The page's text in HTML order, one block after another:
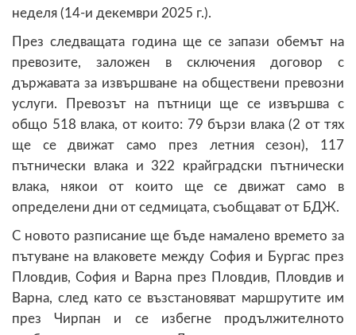
неделя (14-и декември 2025 г.).
През следващата година ще се запази обемът на
превозите, заложен в сключения договор с
държавата за извършване на обществени превозни
услуги. Превозът на пътници ще се извършва с
общо 518 влака, от които: 79 бързи влака (2 от тях
ще се движат само през летния сезон), 117
пътнически влака и 322 крайградски пътнически
влака, някои от които ще се движат само в
определени дни от седмицата, съобщават от БДЖ.
С новото разписание ще бъде намалено времето за
пътуване на влаковете между София и Бургас през
Пловдив, София и Варна през Пловдив, Пловдив и
Варна, след като се възстановяват маршрутите им
през Чирпан и се избегне продължителното